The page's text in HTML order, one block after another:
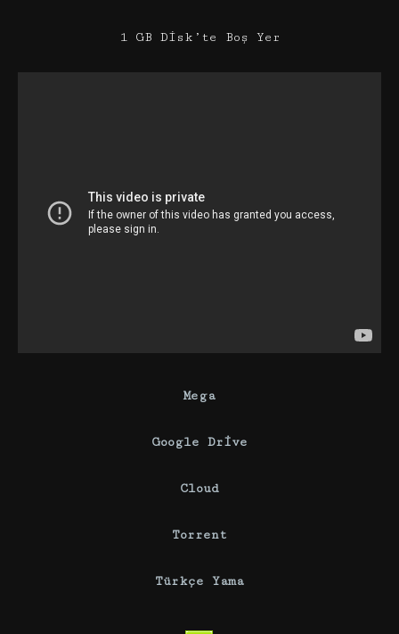
1 GB Disk’te Boş Yer
Mega
Google Drive
Cloud
Torrent
Türkçe Yama